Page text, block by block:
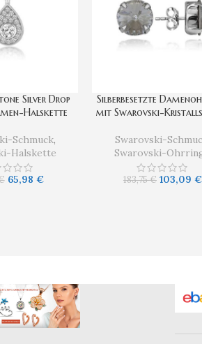
Silver Drop
Halskette
Schmuck,
Halskette
65,98 €
Silberbesetzte
mit Swarovski-
Swarovski-
Swarovski-
183,75€ 103,09 €